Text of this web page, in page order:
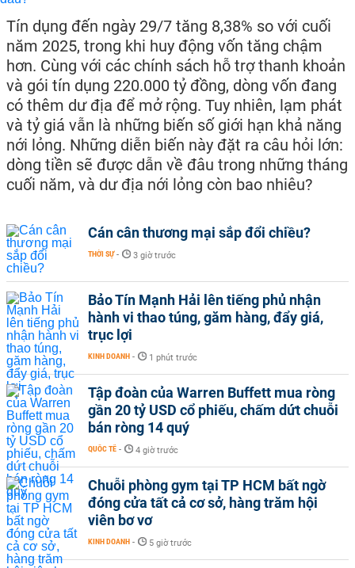
Tín dụng đến ngày 29/7 tăng 8,38% so với cuối
năm 2025, trong khi huy động vốn tăng chậm
hơn. Cùng với các chính sách hỗ trợ thanh khoản
và gói tín dụng 220.000 tỷ đồng, dòng vốn đang
có thêm dư địa để mở rộng. Tuy nhiên, lạm phát
và tỷ giá vẫn là những biến số giới hạn khả năng
nới lỏng. Những diễn biến này đặt ra câu hỏi lớn:
dòng tiền sẽ được dẫn về đâu trong những tháng
cuối năm, và dư địa nới lỏng còn bao nhiêu?
Cán cân thương mại sắp đổi chiều?
THỜI SỰ - 3 giờ trước
Bảo Tín Mạnh Hải lên tiếng phủ nhận
hành vi thao túng, găm hàng, đẩy giá,
trục lợi
KINH DOANH - 1 phút trước
Tập đoàn của Warren Buffett mua ròng
gần 20 tỷ USD cổ phiếu, chấm dứt chuỗi
bán ròng 14 quý
QUỐC TẾ - 4 giờ trước
Chuỗi phòng gym tại TP HCM bất ngờ
đóng cửa tất cả cơ sở, hàng trăm hội
viên bơ vơ
KINH DOANH - 5 giờ trước